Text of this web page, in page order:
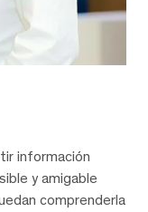
información
y amigable
comprenderla